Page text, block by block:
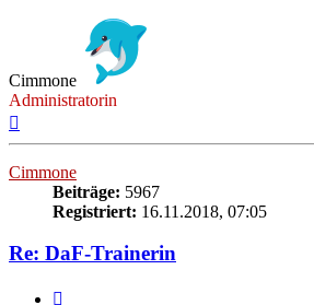
Cimmone
Administratorin
Cimmone
Beiträge: 5967
Registriert: 16.11.2018, 07:05
Re: DaF-Trainerin